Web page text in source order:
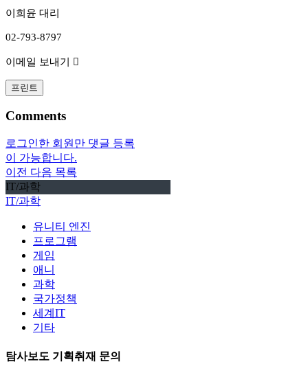
이희윤 대리
02-793-8797
이메일 보내기 
프린트
Comments
로그인한 회원만 댓글 등록
이 가능합니다.
이전 다음 목록
IT/과학
IT/과학
유니티 엔진
프로그램
게임
애니
과학
국가정책
세계IT
기타
탐사보도 기획취재 문의